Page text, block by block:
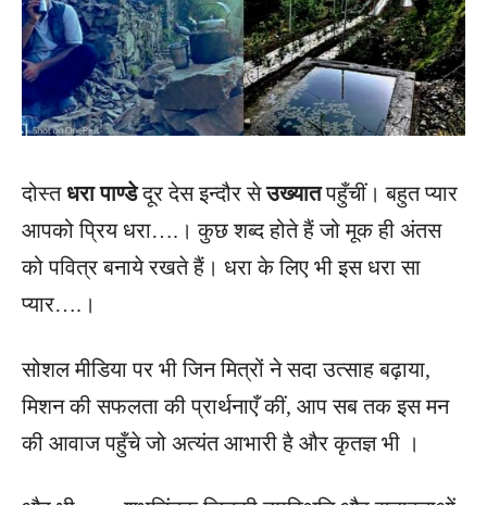
दोस्तधरा पाण्डेदूर देस इन्दौर सेउख्यातपहुँचीं। बहुत प्यार
आपको प्रिय धरा….। कुछ शब्द होते हैं जो मूक ही अंतस
को पवित्र बनाये रखते हैं। धरा के लिए भी इस धरा सा
प्यार….।
सोशल मीडिया पर भी जिन मित्रों ने सदा उत्साह बढ़ाया,
मिशन की सफलता की प्रार्थनाएँ कीं, आप सब तक इस मन
की आवाज पहुँचे जो अत्यंत आभारी है और कृतज्ञ भी ।